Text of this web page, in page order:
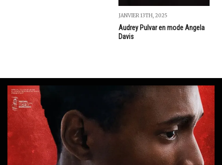
JANVIER 13TH, 2025
Audrey Pulvar en mode Angela
Davis